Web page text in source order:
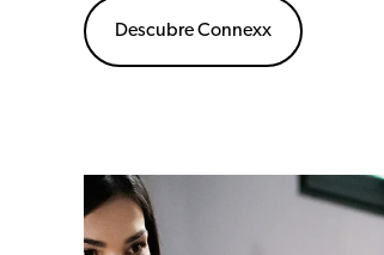
Descubre Connexx